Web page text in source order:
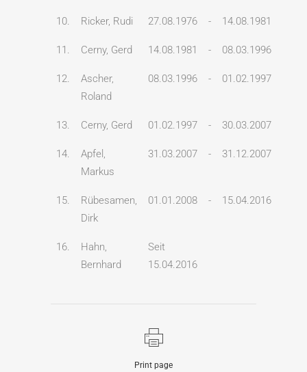
10. Ricker, Rudi 27.08.1976 - 14.08.1981
11. Cerny, Gerd 14.08.1981 - 08.03.1996
12.
Ascher,
Roland
08.03.1996 - 01.02.1997
13. Cerny, Gerd 01.02.1997 - 30.03.2007
14.
Apfel,
Markus
31.03.2007 - 31.12.2007
15.
Rübesamen,
Dirk
01.01.2008 - 15.04.2016
16.
Hahn,
Bernhard
Seit
15.04.2016
Print page